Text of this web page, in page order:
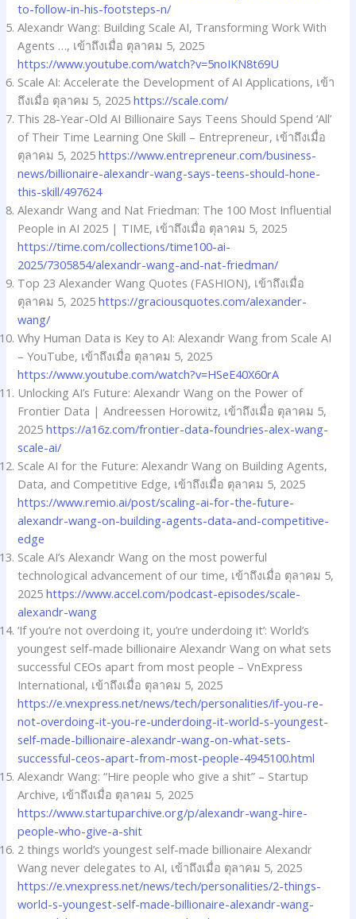
to-follow-in-his-footsteps-n/
Alexandr Wang: Building Scale AI, Transforming Work With
Agents …, เข้าถึงเมื่อ ตุลาคม 5, 2025
https://www.youtube.com/watch?v=5noIKN8t69U
Scale AI: Accelerate the Development of AI Applications, เข้า
ถึงเมื่อ ตุลาคม 5, 2025https://scale.com/
This 28-Year-Old AI Billionaire Says Teens Should Spend ‘All’
of Their Time Learning One Skill – Entrepreneur, เข้าถึงเมื่อ
ตุลาคม 5, 2025https://www.entrepreneur.com/business-
news/billionaire-alexandr-wang-says-teens-should-hone-
this-skill/497624
Alexandr Wang and Nat Friedman: The 100 Most Influential
People in AI 2025 | TIME, เข้าถึงเมื่อ ตุลาคม 5, 2025
https://time.com/collections/time100-ai-
2025/7305854/alexandr-wang-and-nat-friedman/
Top 23 Alexander Wang Quotes (FASHION), เข้าถึงเมื่อ
ตุลาคม 5, 2025https://graciousquotes.com/alexander-
wang/
Why Human Data is Key to AI: Alexandr Wang from Scale AI
– YouTube, เข้าถึงเมื่อ ตุลาคม 5, 2025
https://www.youtube.com/watch?v=HSeE40X60rA
Unlocking AI’s Future: Alexandr Wang on the Power of
Frontier Data | Andreessen Horowitz, เข้าถึงเมื่อ ตุลาคม 5,
2025https://a16z.com/frontier-data-foundries-alex-wang-
scale-ai/
Scale AI for the Future: Alexandr Wang on Building Agents,
Data, and Competitive Edge, เข้าถึงเมื่อ ตุลาคม 5, 2025
https://www.remio.ai/post/scaling-ai-for-the-future-
alexandr-wang-on-building-agents-data-and-competitive-
edge
Scale AI’s Alexandr Wang on the most powerful
technological advancement of our time, เข้าถึงเมื่อ ตุลาคม 5,
2025https://www.accel.com/podcast-episodes/scale-
alexandr-wang
‘If you’re not overdoing it, you’re underdoing it’: World’s
youngest self-made billionaire Alexandr Wang on what sets
successful CEOs apart from most people – VnExpress
International, เข้าถึงเมื่อ ตุลาคม 5, 2025
https://e.vnexpress.net/news/tech/personalities/if-you-re-
not-overdoing-it-you-re-underdoing-it-world-s-youngest-
self-made-billionaire-alexandr-wang-on-what-sets-
successful-ceos-apart-from-most-people-4945100.html
Alexandr Wang: “Hire people who give a shit” – Startup
Archive, เข้าถึงเมื่อ ตุลาคม 5, 2025
https://www.startuparchive.org/p/alexandr-wang-hire-
people-who-give-a-shit
2 things world’s youngest self-made billionaire Alexandr
Wang never delegates to AI, เข้าถึงเมื่อ ตุลาคม 5, 2025
https://e.vnexpress.net/news/tech/personalities/2-things-
world-s-youngest-self-made-billionaire-alexandr-wang-